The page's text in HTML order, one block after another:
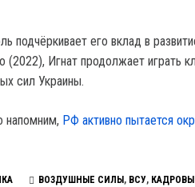
подчёркивает его вклад в
(2022), Игнат продолжает играть
сил Украины.
напомним, РФ активно пытается
ВОЗДУШНЫЕ СИЛЫ , ВСУ,